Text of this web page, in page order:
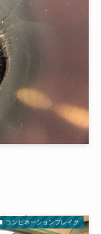
コンビネーションブレイク